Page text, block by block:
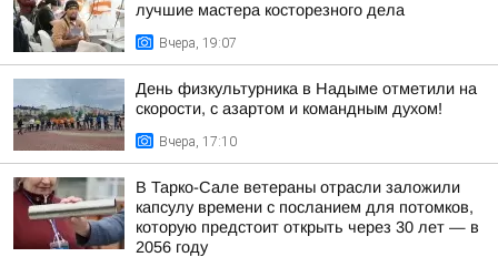
лучшие мастера косторезного дела
Вчера, 19:07
День физкультурника в Надыме отметили на
скорости, с азартом и командным духом!
Вчера, 17:10
В Тарко-Сале ветераны отрасли заложили
капсулу времени с посланием для потомков,
которую предстоит открыть через 30 лет — в
2056 году